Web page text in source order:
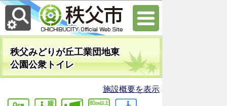
秩父みどりが丘工業団地東
公園公衆トイレ
施設概要を表示